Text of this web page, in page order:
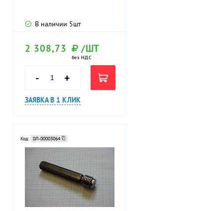
В наличии 5шт
2 308,73 /ШТ
без НДС
- +
ЗАЯВКА В 1 КЛИК
Код: 0Л-00003064